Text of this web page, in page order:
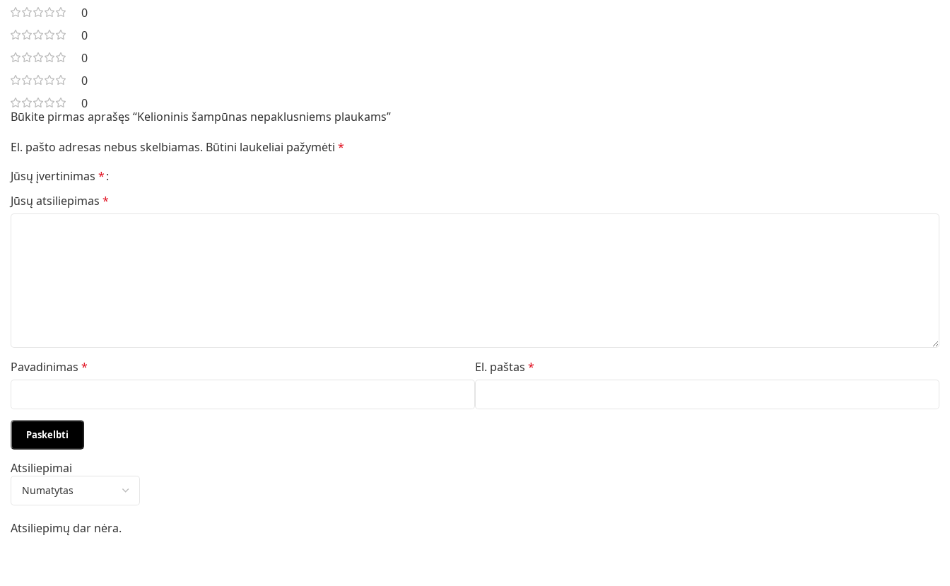
0
0
0
0
0
Atsiliepimai
Atsiliepimų dar nėra.
Būkite pirmas aprašęs “Kelioninis šampūnas nepaklusniems plaukams”
El. pašto adresas nebus skelbiamas. Būtini laukeliai pažymėti *
Jūsų įvertinimas *
Jūsų atsiliepimas *
Pavadinimas * El. paštas *